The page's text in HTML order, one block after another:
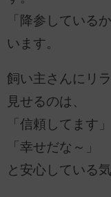
「降参している
います。
飼い主さんにリ
見せるのは、
「信頼してます」
「幸せだな～」
と安心している